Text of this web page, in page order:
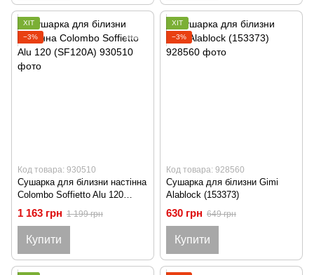
ХІТ
−3%
Код товара: 930510
Сушарка для білизни настінна
Colombo Soffietto Alu 120
(SF120A)
1 163 грн 1 199 грн
Купити
ХІТ
−3%
Код товара: 928560
Сушарка для білизни Gimi
Alablock (153373)
630 грн 649 грн
Купити